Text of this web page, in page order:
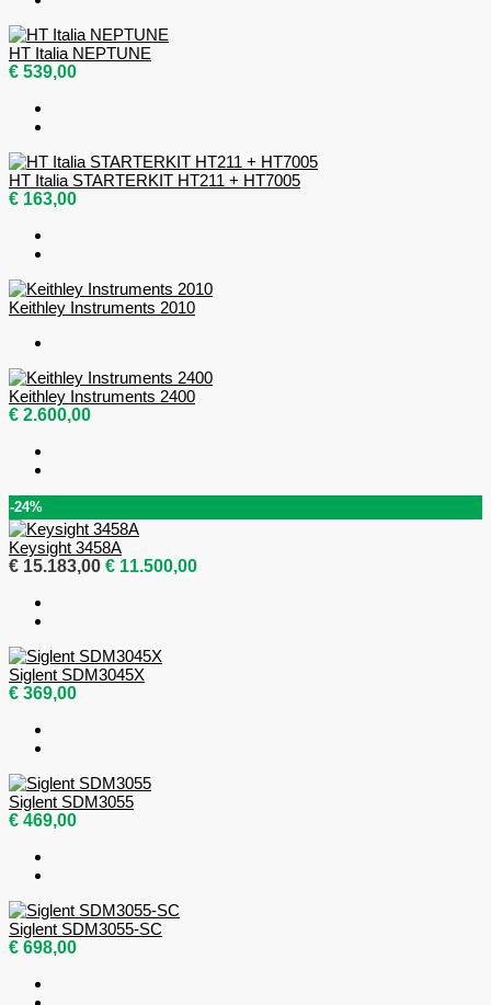
HT Italia NEPTUNE
€ 539,00
HT Italia STARTERKIT HT211 + HT7005
€ 163,00
Keithley Instruments 2010
Keithley Instruments 2400
€ 2.600,00
-24%
Keysight 3458A
€ 15.183,00 € 11.500,00
Siglent SDM3045X
€ 369,00
Siglent SDM3055
€ 469,00
Siglent SDM3055-SC
€ 698,00